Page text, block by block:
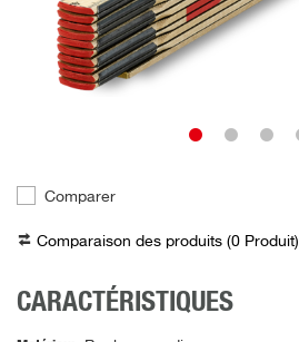
Comparer
Comparaison des produits (0 Produit)
CARACTÉRISTIQUES